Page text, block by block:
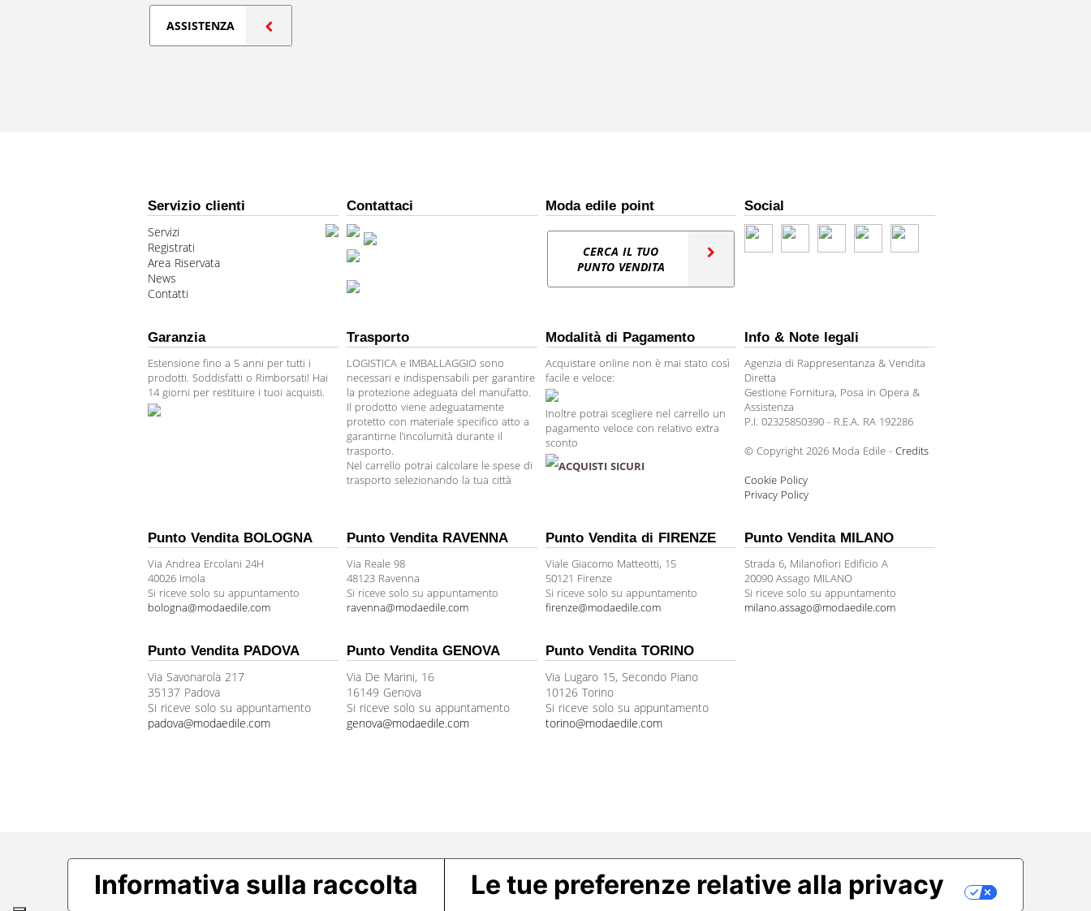
ASSISTENZA
Servizio clienti
Servizi
Registrati
Area Riservata
News
Contatti
Contattaci Moda edile point
CERCA IL TUO
PUNTO VENDITA
Social
Garanzia
Estensione fino a 5 anni per tutti i
prodotti. Soddisfatti o Rimborsati! Hai
14 giorni per restituire i tuoi acquisti.
Trasporto
LOGISTICA e IMBALLAGGIO sono
necessari e indispensabili per garantire
la protezione adeguata del manufatto.
Il prodotto viene adeguatamente
protetto con materiale specifico atto a
garantirne l’incolumità durante il
trasporto.
Nel carrello potrai calcolare le spese di
trasporto selezionando la tua città
Modalità di Pagamento
Acquistare online non è mai stato così
facile e veloce:
Inoltre potrai scegliere nel carrello un
pagamento veloce con relativo extra
sconto
ACQUISTI SICURI
Info & Note legali
Agenzia di Rappresentanza & Vendita
Diretta
Gestione Fornitura, Posa in Opera &
Assistenza
P.I. 02325850390 - R.E.A. RA 192286
© Copyright 2026 Moda Edile - Credits
Cookie Policy
Privacy Policy
Punto Vendita BOLOGNA
Via Andrea Ercolani 24H
40026 Imola
Si riceve solo su appuntamento
bologna@modaedile.com
Punto Vendita RAVENNA
Via Reale 98
48123 Ravenna
Si riceve solo su appuntamento
ravenna@modaedile.com
Punto Vendita di FIRENZE
Viale Giacomo Matteotti, 15
50121 Firenze
Si riceve solo su appuntamento
firenze@modaedile.com
Punto Vendita MILANO
Strada 6, Milanofiori Edificio A
20090 Assago MILANO
Si riceve solo su appuntamento
milano.assago@modaedile.com
Punto Vendita PADOVA
Via Savonarola 217
35137 Padova
Si riceve solo su appuntamento
padova@modaedile.com
Punto Vendita GENOVA
Via De Marini, 16
16149 Genova
Si riceve solo su appuntamento
genova@modaedile.com
Punto Vendita TORINO
Via Lugaro 15, Secondo Piano
10126 Torino
Si riceve solo su appuntamento
torino@modaedile.com
Informativa sulla raccolta Le tue preferenze relative alla privacy